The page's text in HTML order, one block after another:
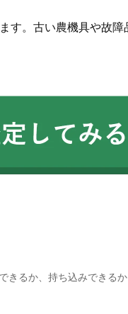
。古い農機具や故
るか、持ち込みできる